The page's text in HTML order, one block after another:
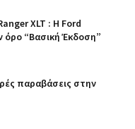
XLT : Η Ford
όρο “Βασική Έκδοση”
παραβάσεις στην